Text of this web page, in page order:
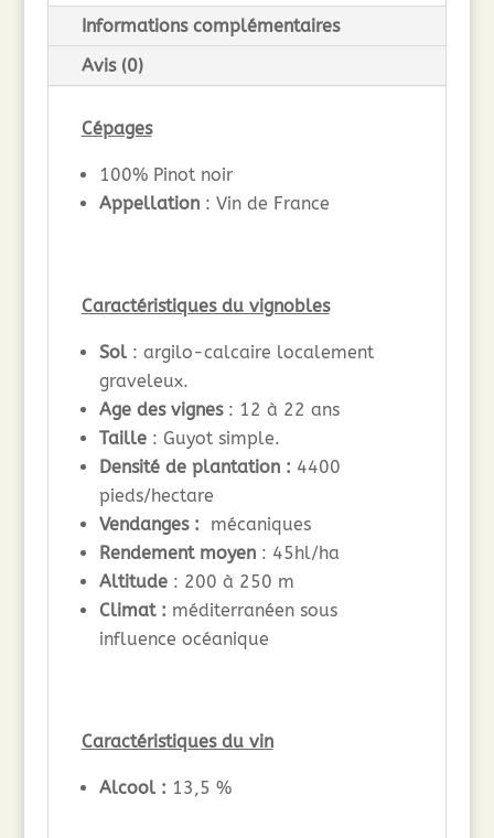
Informations complémentaires
Avis (0)
Cépages
100% Pinot noir
Appellation: Vin de France
Caractéristiques du vignobles
Sol: argilo-calcaire localement
graveleux.
Age des vignes: 12 à 22 ans
Taille: Guyot simple.
Densité de plantation : 4400
pieds/hectare
Vendanges : mécaniques
Rendement moyen: 45hl/ha
Altitude : 200 à 250 m
Climat : méditerranéen sous
influence océanique
Caractéristiques du vin
Alcool : 13,5 %